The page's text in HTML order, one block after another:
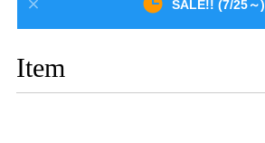
SALE!! (7/25～)
Item